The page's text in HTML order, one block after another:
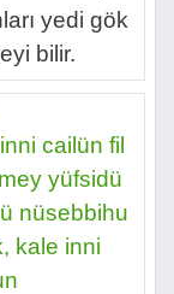
yedi gök
bilir.
cailün fil
yüfsidü
nüsebbihu
kale inni